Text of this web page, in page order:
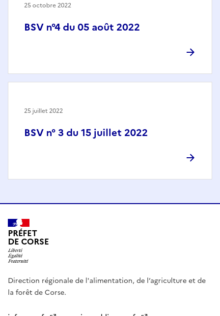
BSV n°4 du 05 août 2022
25 octobre 2022
BSV n° 3 du 15 juillet 2022
25 juillet 2022
PRÉFET
DE CORSE
Direction régionale de l'alimentation, de l’agriculture et de
la forêt de Corse.